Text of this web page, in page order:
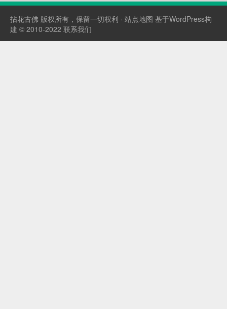
建积分商城体系（...
拈花古佛 版权所有，保留一切权利 · 站点地图 基于WordPress构
建 © 2010-2022 联系我们